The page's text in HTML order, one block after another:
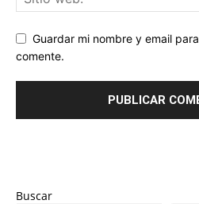
Guardar mi nombre y email
comente.
Buscar